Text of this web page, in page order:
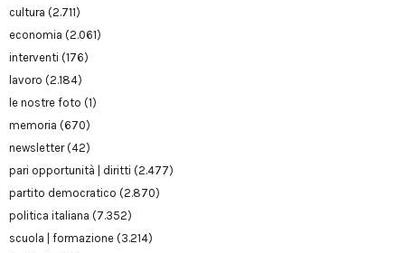
cultura (2.711)
economia (2.061)
interventi (176)
lavoro (2.184)
le nostre foto (1)
memoria (670)
newsletter(42)
pari opportunità | diritti (2.477)
partito democratico (2.870)
politica italiana (7.352)
scuola | formazione (3.214)